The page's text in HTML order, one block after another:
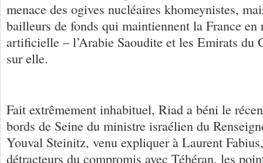
menace des ogives nucléaires khomeynistes,
bailleurs de fonds qui maintiennent la France en
artificielle – l’Arabie Saoudite et les Emirats du
sur elle.
Fait extrêmement inhabituel, Riad a béni le
bords de Seine du ministre israélien du
Youval Steinitz, venu expliquer à Laurent
détracteurs du compromis avec Téhéran, les